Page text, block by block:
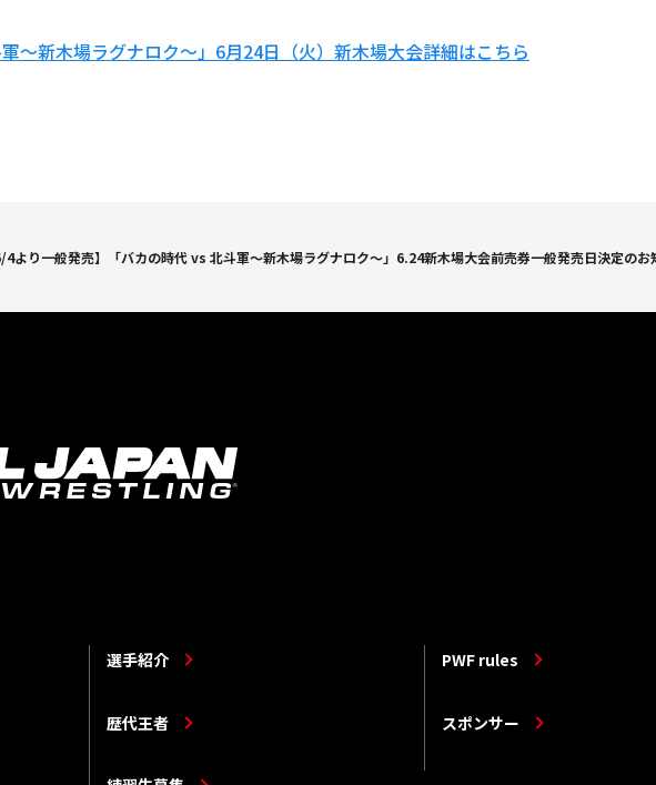
～新木場ラグナロク～」6月24日（火）新木場大会詳細はこちら
4より一般発売】「バカの時代 vs 北斗軍～新木場ラグナロク～」6.24新木場大会前売券一般発売日決定のお
選手紹介 PWF rules
歴代王者 スポンサー